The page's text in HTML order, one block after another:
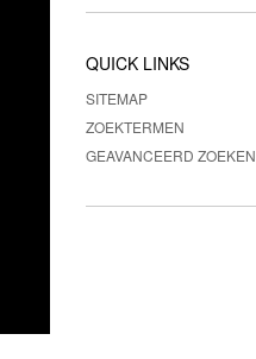
QUICK LINKS
SITEMAP
ZOEKTERMEN
GEAVANCEERD ZOEKEN